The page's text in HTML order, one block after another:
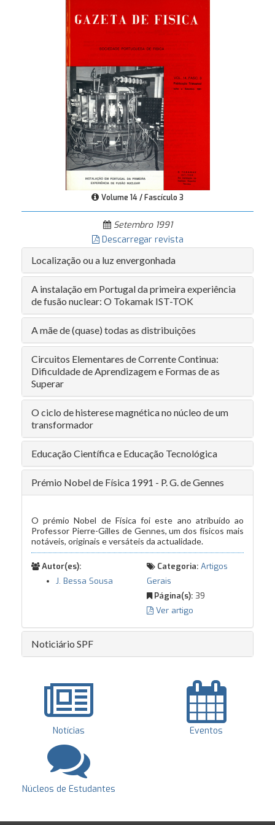
Volume 14 / Fascículo 3
Setembro 1991
Descarregar revista
Localização ou a luz envergonhada
A instalação em Portugal da primeira experiência
de fusão nuclear: O Tokamak IST-TOK
A mãe de (quase) todas as distribuições
Circuitos Elementares de Corrente Continua:
Dificuldade de Aprendizagem e Formas de as
Superar
O ciclo de histerese magnética no núcleo de um
transformador
Educação Científica e Educação Tecnológica
Prémio Nobel de Física 1991 - P. G. de Gennes
O prémio Nobel de Física foi este ano atribuído ao
Professor Pierre-Gilles de Gennes, um dos físicos mais
notáveis, originais e versáteis da actualidade.
Autor(es):
J. Bessa Sousa
Categoria: Artigos
Gerais
Página(s): 39
Ver artigo
Noticiário SPF
Notícias Eventos
Núcleos de Estudantes